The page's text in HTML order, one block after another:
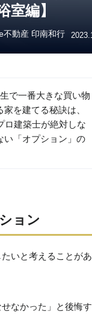
編】
不動産 印南和行
で一番大きな買い物
を建てる秘訣は、
ロ建築士が絶対しな
い「オプション」の
ョン
いと考えることが
なかった」と後悔